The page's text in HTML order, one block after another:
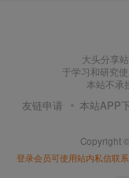
大头分享站
于学习和研究
本站不承
友链申请 本站APP
Copyright
登录会员可使用站内私信联